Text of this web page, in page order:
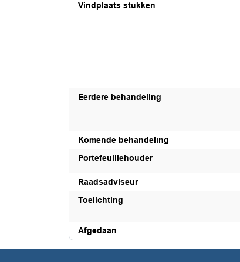
Vindplaats stukken
Eerdere behandeling
Komende behandeling
Portefeuillehouder
Raadsadviseur
Toelichting
Afgedaan